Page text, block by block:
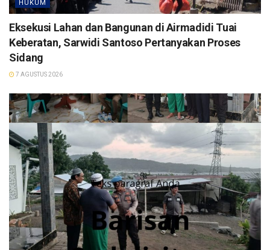
HUKUM
Eksekusi Lahan dan Bangunan di Airmadidi Tuai
Keberatan, Sarwidi Santoso Pertanyakan Proses
Sidang
7 AGUSTUS 2026